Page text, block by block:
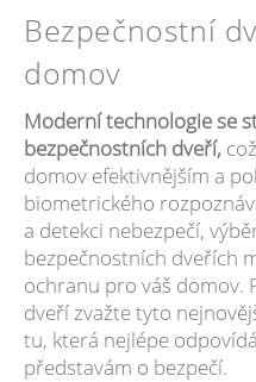
Bezpečnostní
domov
Moderní technologie se
bezpečnostních dveří,
domov efektivnějším a
biometrického
a detekci nebezpečí,
bezpečnostních dveřích
ochranu pro váš domov.
dveří zvažte tyto
tu, která nejlépe
představám o bezpečí.